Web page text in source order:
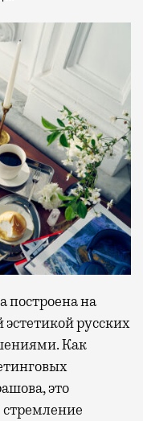
построена на
русских
Как
это